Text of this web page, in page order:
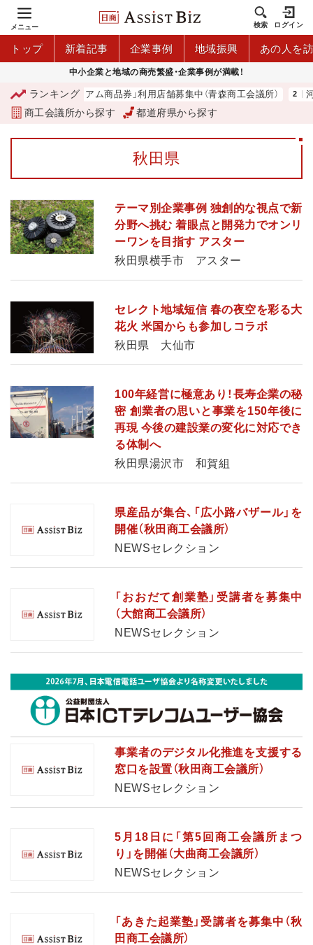
メニュー 検索 ログイン
トップ 新着記事 企業事例 地域振興 あの人を
中小企業と地域の商売繁盛・企業事例が満載！
ランキング
「青森市プレミアム商品券」利用店舗募集中（青森商工会議所） 河
商工会議所から探す 都道府県から探す
秋田県
テーマ別企業事例 独創的な視点で新
分野へ挑む 着眼点と開発力でオンリ
ーワンを目指す アスター
秋田県横手市 アスター
セレクト地域短信 春の夜空を彩る大
花火 米国からも参加しコラボ
秋田県 大仙市
100年経営に極意あり！長寿企業の秘
密 創業者の思いと事業を150年後に
再現 今後の建設業の変化に対応でき
る体制へ
秋田県湯沢市 和賀組
県産品が集合、「広小路バザール」を
開催（秋田商工会議所）
NEWSセレクション
「おおだて創業塾」受講者を募集中
（大館商工会議所）
NEWSセレクション
事業者のデジタル化推進を支援する
窓口を設置（秋田商工会議所）
NEWSセレクション
5月18日に「第5回商工会議所まつ
り」を開催（大曲商工会議所）
NEWSセレクション
「あきた起業塾」受講者を募集中（秋
田商工会議所）